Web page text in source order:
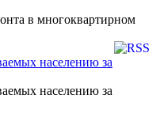
в многоквартирном
населению за
населению за